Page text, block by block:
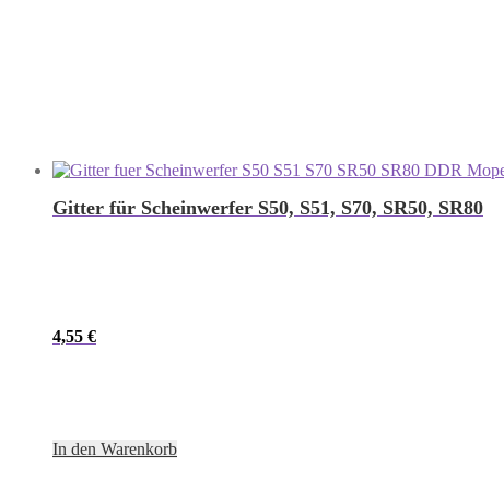
Gitter für Scheinwerfer S50, S51, S70, SR50, SR80
4,55 €
In den Warenkorb